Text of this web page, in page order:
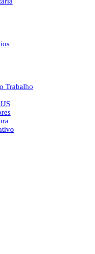
Trabalho